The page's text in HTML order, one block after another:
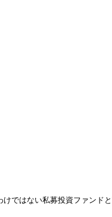
ではない私募投資ファンド